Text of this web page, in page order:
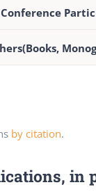
Conference
by citation.
in